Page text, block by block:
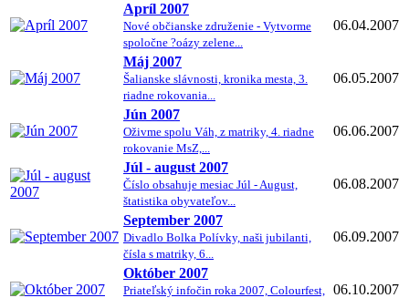
Apríl 2007
Nové občianske združenie - Vytvorme
spoločne ?oázy zelene...
06.04.2007
Máj 2007
Šalianske slávnosti, kronika mesta, 3.
riadne rokovania...
06.05.2007
Jún 2007
Oživme spolu Váh, z matriky, 4. riadne
rokovanie MsZ,...
06.06.2007
Júl - august 2007
Číslo obsahuje mesiac Júl - August,
štatistika obyvateľov...
06.08.2007
September 2007
Divadlo Bolka Polívky, naši jubilanti,
čísla s matriky, 6...
06.09.2007
Október 2007
Priateľský infočin roka 2007, Colourfest,
06.10.2007